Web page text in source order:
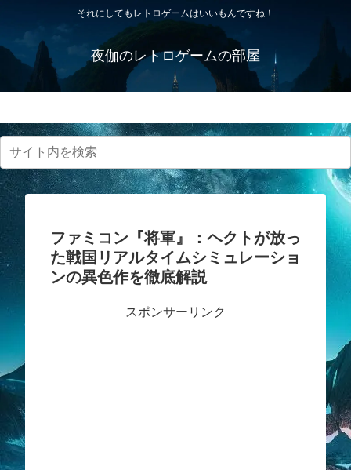
それにしてもレトロゲームはいいもんですね！
夜伽のレトロゲームの部屋
ファミコン『将軍』：ヘクトが放っ
た戦国リアルタイムシミュレーショ
ンの異色作を徹底解説
スポンサーリンク